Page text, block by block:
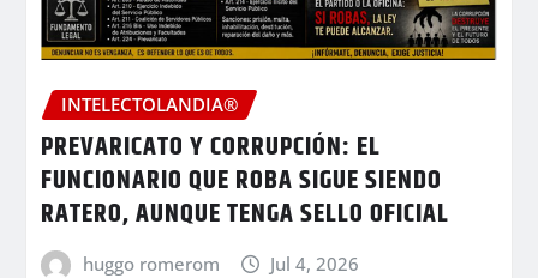
INTELECTOLANDIA®
PREVARICATO Y CORRUPCIÓN: EL
FUNCIONARIO QUE ROBA SIGUE SIENDO
RATERO, AUNQUE TENGA SELLO OFICIAL
huggo romerom Jul 4, 2026